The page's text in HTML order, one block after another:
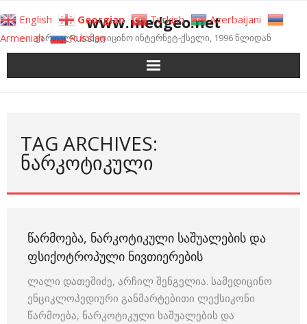
to
content
www.medgeo.net
ქართული სამედიცინო ინტერნეტ-ქსელი, 1996 წლიდან
TAG ARCHIVES:
ᲜᲐᲠᲙᲝᲢᲘᲙᲣᲚᲘ
ᲬᲐᲠᲛᲝᲔᲑᲐ, ᲜᲐᲠᲙᲝᲢᲘᲙᲣᲚᲘ ᲡᲐᲨᲣᲐᲚᲔᲑᲘᲡ ᲓᲐ
ᲤᲡᲘᲥᲝᲢᲠᲝᲞᲣᲚᲘ ᲜᲘᲕᲗᲘᲔᲠᲔᲑᲘᲡ
ლალი დათეშიძე, არჩილ შენგელია. სამედიცინო
ენციკლოპედიური განმარტებითი ლექსიკონი
წარმოება, ნარკოტიკული საშუალების და
English Georgian Turkish
Azerbaijani
Armenian
Russian